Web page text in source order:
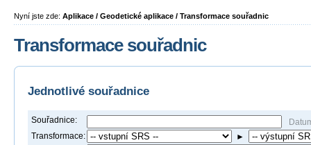
Nyní jste zde: Aplikace / Geodetické aplikace / Transformace souřadnic
Transformace souřadnic
Jednotlivé souřadnice
Souřadnice:
Transformace:
►